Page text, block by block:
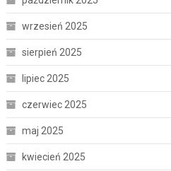
wrzesień 2025
sierpień 2025
lipiec 2025
czerwiec 2025
maj 2025
kwiecień 2025